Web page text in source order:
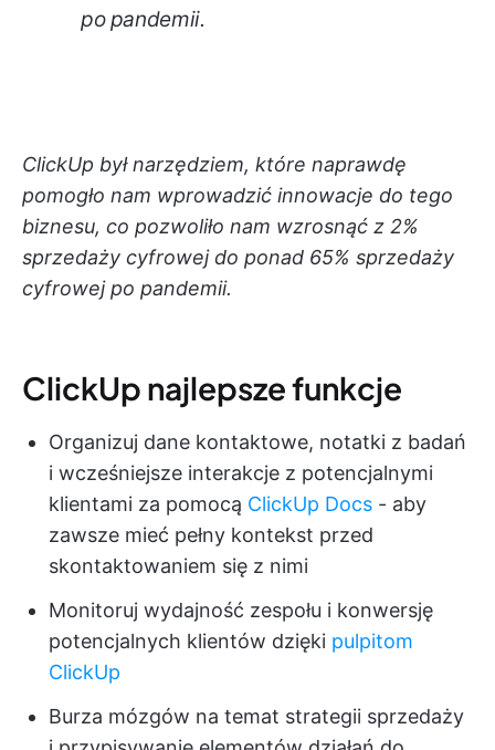
po pandemii.
ClickUp był narzędziem, które naprawdę
pomogło nam wprowadzić innowacje do tego
biznesu, co pozwoliło nam wzrosnąć z 2%
sprzedaży cyfrowej do ponad 65% sprzedaży
cyfrowej po pandemii.
ClickUp najlepsze funkcje
Organizuj dane kontaktowe, notatki z badań
i wcześniejsze interakcje z potencjalnymi
klientami za pomocą ClickUp Docs - aby
zawsze mieć pełny kontekst przed
skontaktowaniem się z nimi
Monitoruj wydajność zespołu i konwersję
potencjalnych klientów dzięki pulpitom
ClickUp
Burza mózgów na temat strategii sprzedaży